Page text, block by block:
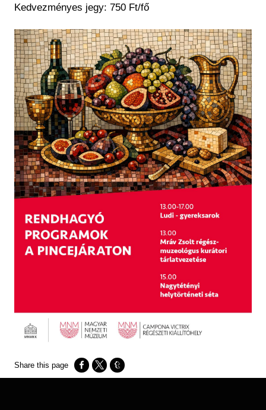
Kedvezményes jegy: 750 Ft/fő
Image
Opens in a new window
Opens in a new window
Opens in a new window